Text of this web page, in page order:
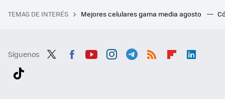
TEMAS DE INTERÉS Mejores celulares gama media agosto
Síguenos